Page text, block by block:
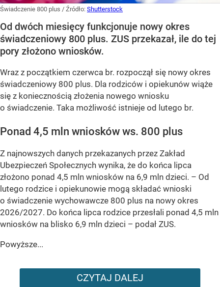
Świadczenie 800 plus / Źródło: Shutterstock
Od dwóch miesięcy funkcjonuje nowy okres
świadczeniowy 800 plus. ZUS przekazał, ile do tej
pory złożono wniosków.
Wraz z początkiem czerwca br. rozpoczął się nowy okres
świadczeniowy 800 plus. Dla rodziców i opiekunów wiąże
się z koniecznością złożenia nowego wniosku
o świadczenie. Taka możliwość istnieje od lutego br.
Ponad 4,5 mln wniosków ws. 800 plus
Z najnowszych danych przekazanych przez Zakład
Ubezpieczeń Społecznych wynika, że do końca lipca
złożono ponad 4,5 mln wniosków na 6,9 mln dzieci. – Od
lutego rodzice i opiekunowie mogą składać wnioski
o świadczenie wychowawcze 800 plus na nowy okres
2026/2027. Do końca lipca rodzice przesłali ponad 4,5 mln
wniosków na blisko 6,9 mln dzieci – podał ZUS.
Powyższe...
CZYTAJ DALEJ